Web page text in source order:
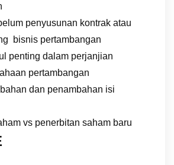
penyusunan kontrak atau
bisnis pertambangan
penting dalam perjanjian
pertambangan
dan penambahan isi
vs penerbitan saham baru